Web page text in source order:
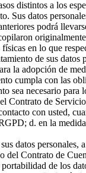
distintos a los
Sus datos
podrá
físicas en lo que
de sus
la adopción de
cumpla con las
sea necesario
Contrato de
con usted,
d. en la
datos
Contrato de
de los